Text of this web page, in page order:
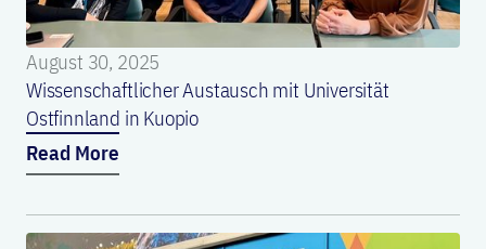
August 30, 2025
Wissenschaftlicher Austausch mit Universität
Ostfinnland in Kuopio
Read More